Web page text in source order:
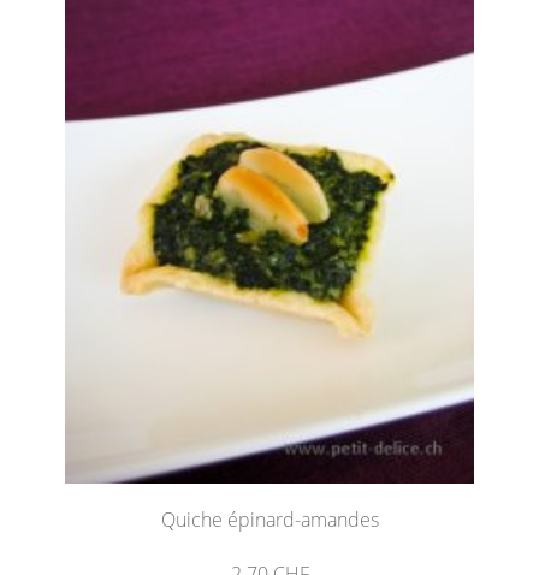
Quiche épinard-amandes